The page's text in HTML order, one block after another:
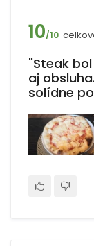
10/10
"Steak
aj
solídne